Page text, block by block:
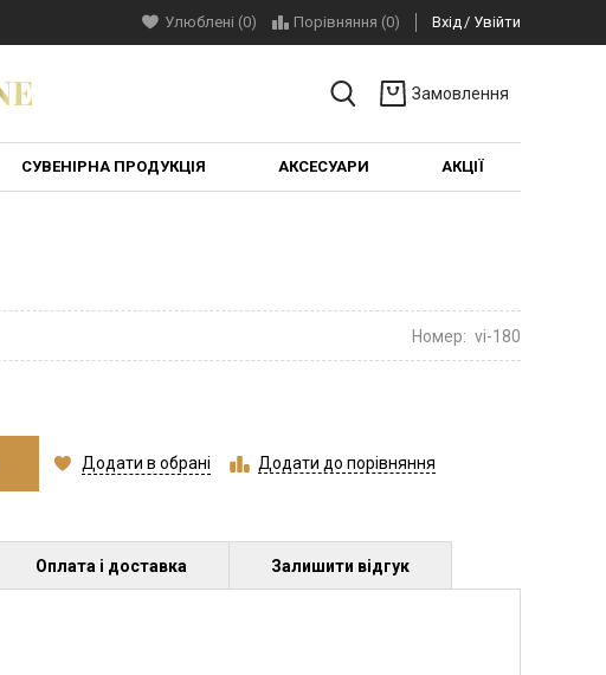
Улюблені (0) Порівняння (0) Вхід Увійти
Замовлення
СУВЕНІРНА ПРОДУКЦІЯ АКСЕСУАРИ АКЦІЇ
Номер: vi-180
Додати в обрані Додати до порівняння
Оплата і доставка Залишити відгук